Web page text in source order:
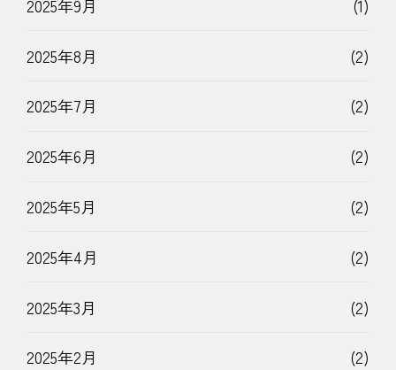
2025年9月 (1)
2025年8月 (2)
2025年7月 (2)
2025年6月 (2)
2025年5月 (2)
2025年4月 (2)
2025年3月 (2)
2025年2月 (2)